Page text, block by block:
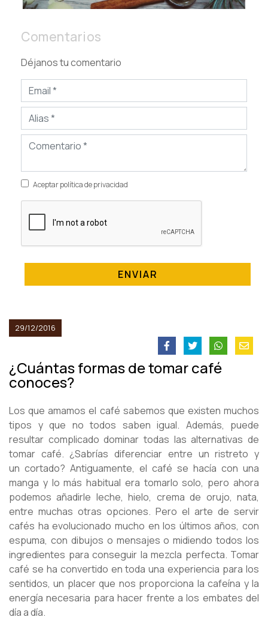
Comentarios
Déjanos tu comentario
Aceptar política de privacidad
ENVIAR
29/12/2016
¿Cuántas formas de tomar café
conoces?
Los que amamos el café sabemos que existen muchos
tipos y que no todos saben igual. Además, puede
resultar complicado dominar todas las alternativas de
tomar café. ¿Sabrías diferenciar entre un ristreto y
un cortado? Antiguamente, el café se hacía con una
manga y lo más habitual era tomarlo solo, pero ahora
podemos añadirle leche, hielo, crema de orujo, nata,
entre muchas otras opciones. Pero el arte de servir
cafés ha evolucionado mucho en los últimos años, con
espuma, con dibujos o mensajes o midiendo todos los
ingredientes para conseguir la mezcla perfecta. Tomar
café se ha convertido en toda una experiencia para los
sentidos, un placer que nos proporciona la cafeína y la
energía necesaria para hacer frente a los embates del
día a día.